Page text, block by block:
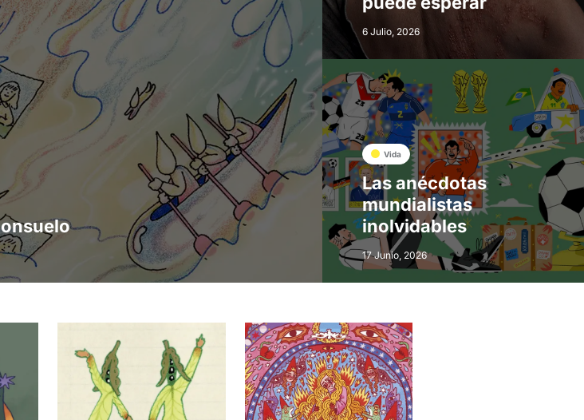
6 Julio, 2026
Vida
Las anécdotas
mundialistas
inolvidables
17 Junio, 2026